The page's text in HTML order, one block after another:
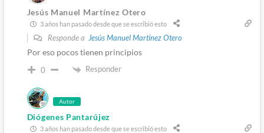
Jesús Manuel Martínez Otero
3 años han pasado desde que se escribió esto
Responde a Jesús Manuel Martínez Otero
Por eso pocos tienen principios
0 Responder
Autor
Diógenes Pantarújez
3 años han pasado desde que se escribió esto